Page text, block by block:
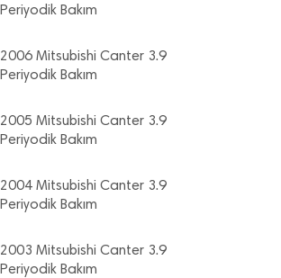
Periyodik Bakım
2006 Mitsubishi Canter 3.9
Periyodik Bakım
2005 Mitsubishi Canter 3.9
Periyodik Bakım
2004 Mitsubishi Canter 3.9
Periyodik Bakım
2003 Mitsubishi Canter 3.9
Periyodik Bakım